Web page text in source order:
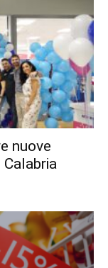
nuove